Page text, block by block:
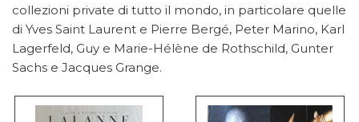
collezioni private di tutto il mondo, in particolare quelle
di Yves Saint Laurent e Pierre Bergé, Peter Marino, Karl
Lagerfeld, Guy e Marie-Hélène de Rothschild, Gunter
Sachs e Jacques Grange.